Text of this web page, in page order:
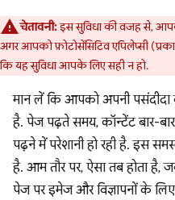
चेतावनी:इस सुविधा की वजह से,
अगर आपको फ़ोटोसेंसिटिव एपिलेप्सी
कि यह सुविधा आपके लिए सही न हो.
मान लें कि आपको अपनी पसंदीदा
है. पेज पढ़ते समय, कॉन्टेंट बार-
पढ़ने में परेशानी हो रही है. इस
है. आम तौर पर, ऐसा तब होता है,
पेज पर इमेज और विज्ञापनों के